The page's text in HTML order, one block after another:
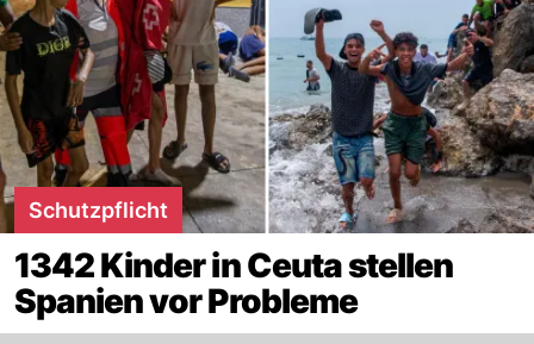
Schutzpflicht
1342 Kinder in Ceuta stellen
Spanien vor Probleme